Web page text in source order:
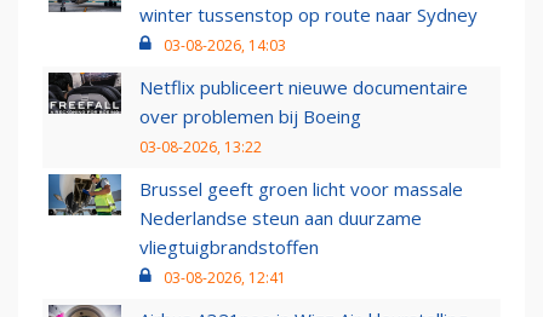
winter tussenstop op route naar Sydney
03-08-2026, 14:03
Netflix publiceert nieuwe documentaire
over problemen bij Boeing
03-08-2026, 13:22
Brussel geeft groen licht voor massale
Nederlandse steun aan duurzame
vliegtuigbrandstoffen
03-08-2026, 12:41